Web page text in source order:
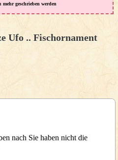
mehr geschrieben werden
Ufo .. Fischornament
nach Sie haben nicht die